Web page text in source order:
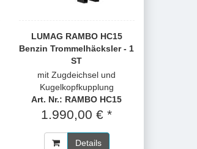
LUMAG RAMBO HC15
Benzin Trommelhäcksler - 1
ST
mit Zugdeichsel und
Kugelkopfkupplung
Art. Nr.: RAMBO HC15
1.990,00 € *
Details